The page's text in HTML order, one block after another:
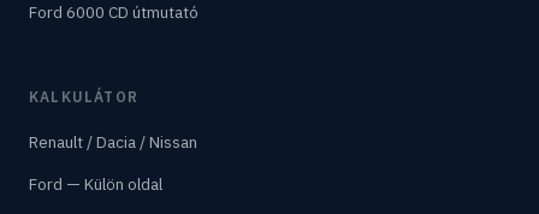
Ford 6000 CD útmutató
KALKULÁTOR
Renault / Dacia / Nissan
Ford — Külön oldal